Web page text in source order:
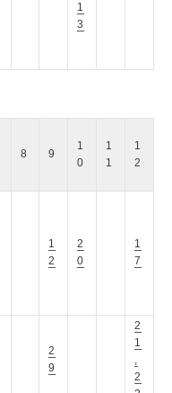
1
3
8 9
1
0
1
1
1
2
1
2
2
0
1
7
2
9
2
1
,
2